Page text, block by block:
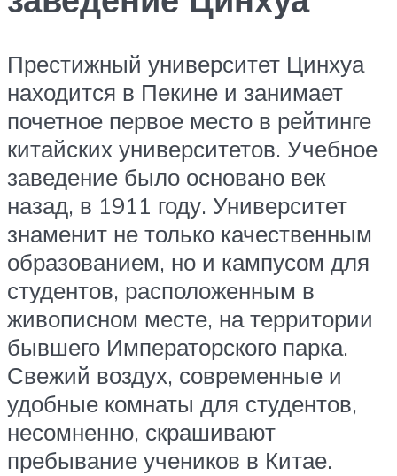
Престижный университет Цинхуа
находится в Пекине и занимает
почетное первое место в рейтинге
китайских университетов. Учебное
заведение было основано век
назад, в 1911 году. Университет
знаменит не только качественным
образованием, но и кампусом для
студентов, расположенным в
живописном месте, на территории
бывшего Императорского парка.
Свежий воздух, современные и
удобные комнаты для студентов,
несомненно, скрашивают
пребывание учеников в Китае.